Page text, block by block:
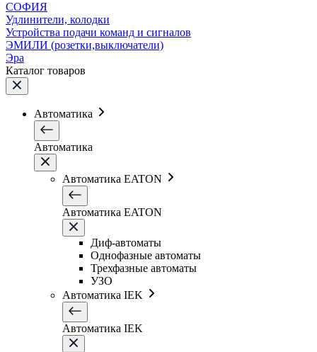
СОФИЯ
Удлинители, колодки
Устройства подачи команд и сигналов
ЭМИЛИ (розетки,выключатели)
Эра
Каталог товаров
Автоматика
Автоматика
Автоматика EATON
Автоматика EATON
Диф-автоматы
Однофазные автоматы
Трехфазные автоматы
УЗО
Автоматика IEK
Автоматика IEK